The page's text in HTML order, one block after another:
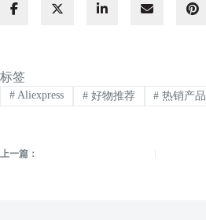
标签
#Aliexpress #好物推荐 # 热销产品
上一篇：